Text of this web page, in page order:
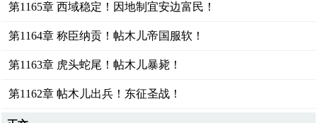
第1165章 西域稳定！因地制宜安边富民！
第1164章 称臣纳贡！帖木儿帝国服软！
第1163章 虎头蛇尾！帖木儿暴毙！
第1162章 帖木儿出兵！东征圣战！